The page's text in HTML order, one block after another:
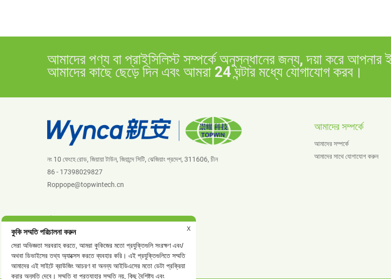
আমাদের পণ্য বা প্রাইসিলিস্ট সম্পর্কে অনুসন্ধানের জন্য, দয়া করে আপনার
আমাদের কাছে ছেড়ে দিন এবং আমরা 24 ঘন্টার মধ্যে যোগাযোগ করব।
নং 10 ফেংহে রোড, জিয়ায়া টাউন, জিয়ান্দে সিটি, ঝেজিয়াং প্রদেশ, 311606, চীন
86 - 17398029827
Roppope@topwintech.cn
আমাদের সম্পর্কে
আমাদের সম্পর্কে
আমাদের সাথে যোগাযোগ করুন
খবর
কোম্পানির খবর
শিল্প সংবাদ
কুকি সম্মতি পরিচালনা করুন
সেরা অভিজ্ঞতা সরবরাহ করতে, আমরা কুকিজের মতো প্রযুক্তিগুলি সংরক্ষণ এবং/
অথবা ডিভাইসের তথ্য অ্যাক্সেস করতে ব্যবহার করি। এই প্রযুক্তিগুলিতে সম্মতি
আমাদের এই সাইটে ব্রাউজিং আচরণ বা অনন্য আইডিএসের মতো ডেটা প্রক্রিয়া
করার অনুমতি দেবে। সম্মতি বা প্রত্যাহার সম্মতি নয়, কিছু বৈশিষ্ট্য এবং
X